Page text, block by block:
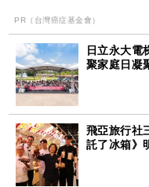
PR（台灣癌症基金會）
日立永大
聚家庭日凝
飛亞旅行社
託了冰箱》